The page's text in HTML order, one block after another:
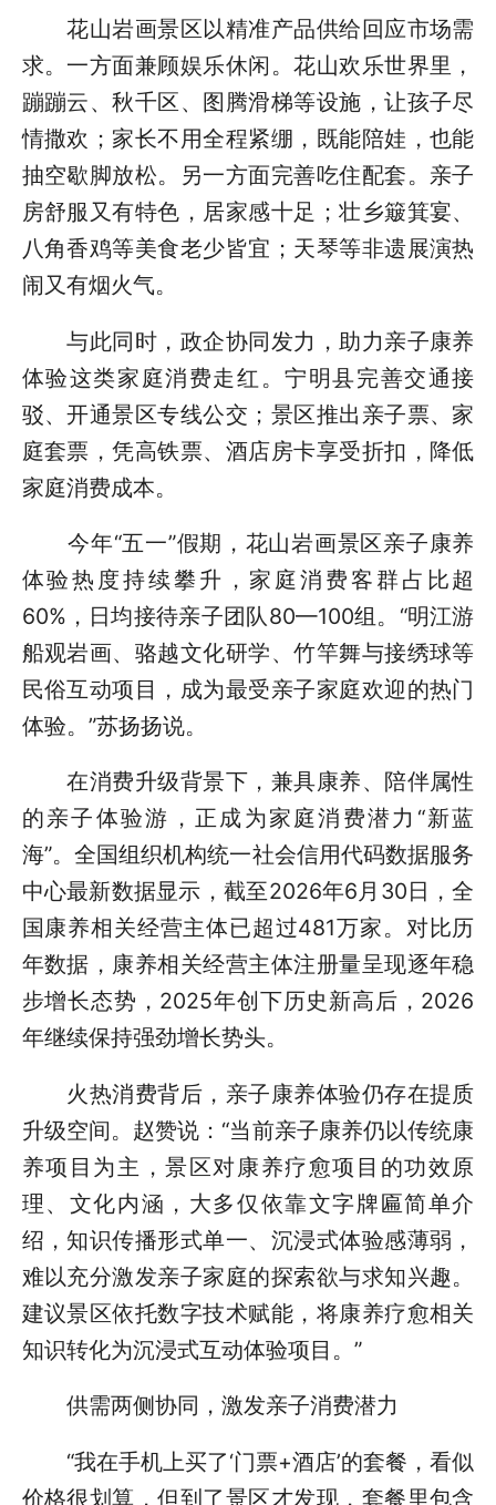
花山岩画景区以精准产品供给回应市场需
求。一方面兼顾娱乐休闲。花山欢乐世界里，
蹦蹦云、秋千区、图腾滑梯等设施，让孩子尽
情撒欢；家长不用全程紧绷，既能陪娃，也能
抽空歇脚放松。另一方面完善吃住配套。亲子
房舒服又有特色，居家感十足；壮乡簸箕宴、
八角香鸡等美食老少皆宜；天琴等非遗展演热
闹又有烟火气。
与此同时，政企协同发力，助力亲子康养
体验这类家庭消费走红。宁明县完善交通接
驳、开通景区专线公交；景区推出亲子票、家
庭套票，凭高铁票、酒店房卡享受折扣，降低
家庭消费成本。
今年“五一”假期，花山岩画景区亲子康养
体验热度持续攀升，家庭消费客群占比超
60%，日均接待亲子团队80—100组。“明江游
船观岩画、骆越文化研学、竹竿舞与接绣球等
民俗互动项目，成为最受亲子家庭欢迎的热门
体验。”苏扬扬说。
在消费升级背景下，兼具康养、陪伴属性
的亲子体验游，正成为家庭消费潜力“新蓝
海”。全国组织机构统一社会信用代码数据服务
中心最新数据显示，截至2026年6月30日，全
国康养相关经营主体已超过481万家。对比历
年数据，康养相关经营主体注册量呈现逐年稳
步增长态势，2025年创下历史新高后，2026
年继续保持强劲增长势头。
火热消费背后，亲子康养体验仍存在提质
升级空间。赵赞说：“当前亲子康养仍以传统康
养项目为主，景区对康养疗愈项目的功效原
理、文化内涵，大多仅依靠文字牌匾简单介
绍，知识传播形式单一、沉浸式体验感薄弱，
难以充分激发亲子家庭的探索欲与求知兴趣。
建议景区依托数字技术赋能，将康养疗愈相关
知识转化为沉浸式互动体验项目。”
供需两侧协同，激发亲子消费潜力
“我在手机上买了‘门票+酒店’的套餐，看似
价格很划算，但到了景区才发现，套餐里包含